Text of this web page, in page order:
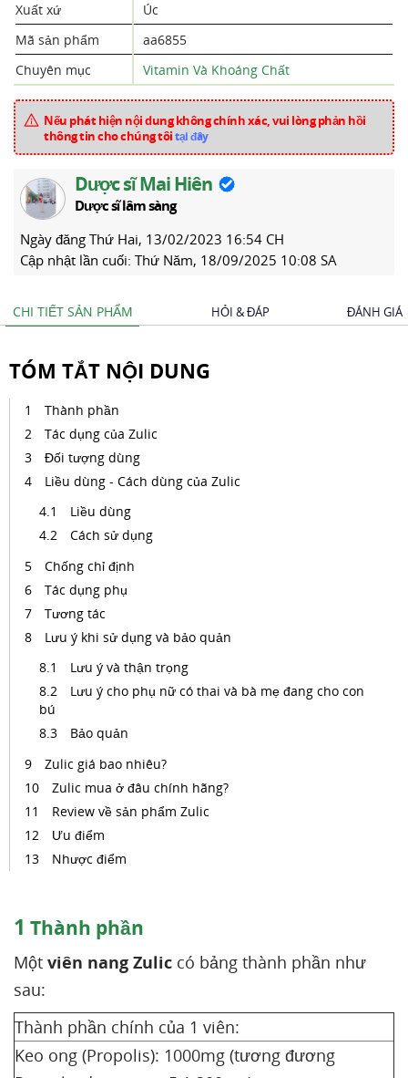
Xuất xứ
Úc
Mã sản phẩm
aa6855
Chuyên mục
Vitamin Và Khoáng Chất
Nếu phát hiện nội dung không chính xác, vui lòng phản hồi
thông tin cho chúng tôitại đây
Dược sĩ Mai Hiên
Dược sĩ lâm sàng
Ngày đăng Thứ Hai, 13/02/2023 16:54 CH
Cập nhật lần cuối: Thứ Năm, 18/09/2025 10:08 SA
CHI TIẾT SẢN PHẨM HỎI & ĐÁP ĐÁNH GIÁ
TÓM TẮT NỘI DUNG
Thành phần
Tác dụng của Zulic
Đối tượng dùng
Liều dùng - Cách dùng của Zulic
Liều dùng
Cách sử dụng
Chống chỉ định
Tác dụng phụ
Tương tác
Lưu ý khi sử dụng và bảo quản
Lưu ý và thận trọng
Lưu ý cho phụ nữ có thai và bà mẹ đang cho con
bú
Bảo quản
Zulic giá bao nhiêu?
Zulic mua ở đâu chính hãng?
Review về sản phẩm Zulic
Ưu điểm
Nhược điểm
1 Thành phần
Một viên nang Zulic có bảng thành phần như
sau:
Thành phần chính của 1 viên:
Keo ong (Propolis): 1000mg (tương đương